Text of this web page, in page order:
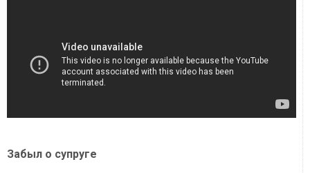
Забыл о супруге